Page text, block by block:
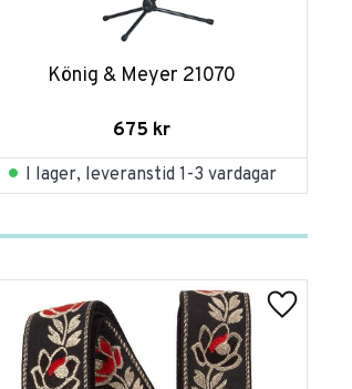
König & Meyer 21070
675 kr
I lager, leveranstid 1-3 vardagar